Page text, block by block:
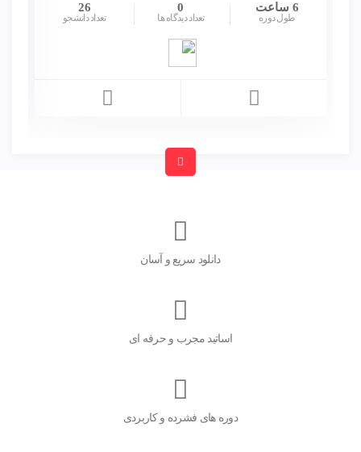
6 ساعت
طول دوره
0
تعداد دیدگاه ها
26
تعداد دانشجو
دانلود سریع و آسان
اساتید مجرب و حرفه ای
دوره های فشرده و کاربردی